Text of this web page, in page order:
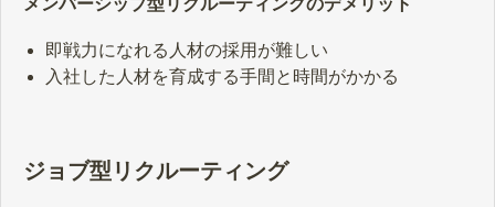
即戦力になれる人材の採用が難しい
入社した人材を育成する手間と時間がかかる
ジョブ型リクルーティング